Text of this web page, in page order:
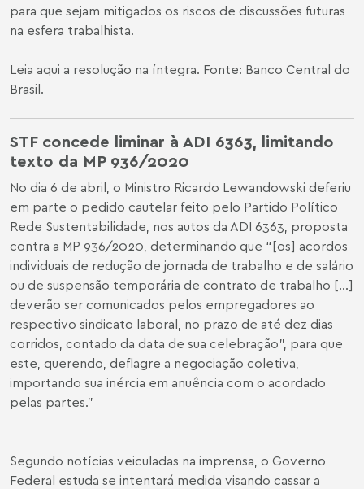
para que sejam mitigados os riscos de discussões futuras
na esfera trabalhista.
Leia aqui a resolução na íntegra. Fonte: Banco Central do
Brasil.
STF concede liminar à ADI 6363, limitando
texto da MP 936/2020
No dia 6 de abril, o Ministro Ricardo Lewandowski deferiu
em parte o pedido cautelar feito pelo Partido Político
Rede Sustentabilidade, nos autos da ADI 6363, proposta
contra a MP 936/2020, determinando que “[os] acordos
individuais de redução de jornada de trabalho e de salário
ou de suspensão temporária de contrato de trabalho [...]
deverão ser comunicados pelos empregadores ao
respectivo sindicato laboral, no prazo de até dez dias
corridos, contado da data de sua celebração”, para que
este, querendo, deflagre a negociação coletiva,
importando sua inércia em anuência com o acordado
pelas partes.”
Segundo notícias veiculadas na imprensa, o Governo
Federal estuda se intentará medida visando cassar a